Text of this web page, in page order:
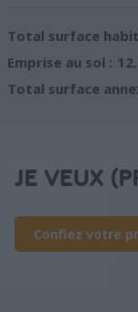
Total surface
Emprise au sol :
Total surface
JE VEUX
Confiez votre